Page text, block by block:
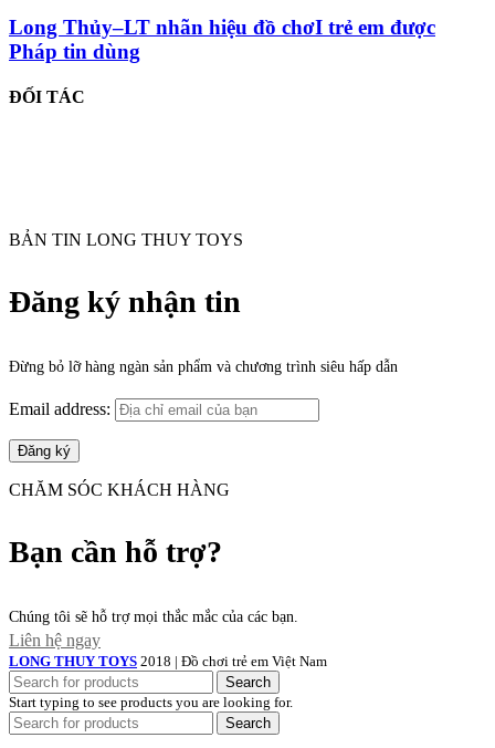
Long Thủy–LT nhãn hiệu đồ chơI trẻ em được
Pháp tin dùng
ĐỐI TÁC
BẢN TIN LONG THUY TOYS
Đăng ký nhận tin
Đừng bỏ lỡ hàng ngàn sản phẩm và chương trình siêu hấp dẫn
Email address:
CHĂM SÓC KHÁCH HÀNG
Bạn cần hỗ trợ?
Chúng tôi sẽ hỗ trợ mọi thắc mắc của các bạn.
Liên hệ ngay
LONG THUY TOYS 2018 | Đồ chơi trẻ em Việt Nam
Search
Start typing to see products you are looking for.
Search